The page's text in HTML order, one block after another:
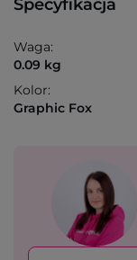
Specyfikacja
Waga:
0.09 kg
Kolor:
Graphic Fox